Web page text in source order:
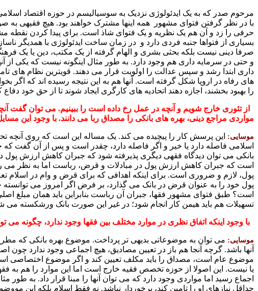
مرحوم صدر که به یک ایدئولوژی نزدیک به سوسیالیسم در حوزه اقتصاد
با در نظر گرفتن فتوای مشهور همه اینها مشترک خواهند بود. هیچ فقیهی
حرفی را زد و آن هم یک نظریه و یک فتوای شاذ است. برای پیدا کردن نقطه
بسیاری از فتواها جنبه فردی دارد و در زمان ساخت ایدئولوژی با همدیگر
صرفا دینی نیست بلکه بحثی بشری و الهام گرفته از یک مکتب، دین یا یک
و حتی در سرمایه داری هم وجود دارد. به طور مثال اینگونه نیست که یکی از
داری ابتدا رشد و سپس عدالت را اولویت قرار می دهند. قویترین نظام های
های رفاه در اروپا شکل گرفته است. آنها هم به این نتیجه رسیده اند که اگر
را بهبود بخشند، اجازه دهند اتحادیه های کارگری ایجاد شوند تا از حق خود
از تئوری خارج شویم و آنچه در عمل رخ داده است را ببینیم. می توان گفت
مواردی مراجع دینی، بهره های بانکی را مصداق ربا می دانند. با وجود این
موسایی:
این پرسش کار را پیچیده می کند. یک مساله این است که روی آنچه
اسلامی فاصله دارد یا خیر و اگر فاصله دارد، چقدر است و پس از آن گفت
بانکی می توان دیدگاه فقهی دیگری پذیرفته شود که جبران کاهش ارزش
است که جبران کاهش ارزش پول در مبادلات و قرض، رباست اما به نظر می
پول، لازم و ضروری است. برای اینکه اهدافی که برای قرض و وام در
پول خود را به عنوان قرض در بانک می گذارد، بر فرض اگر امروز می توانسته
است؟ طبق فتوای مشهور فقها، جبران آن رباست بنابراین باید همان مبلغ
تسهیلات هم باید هیمن کار انجام شود؛ در غیر این صورت بانک ورشکسته می
با وجود اینکه اتفاق نظری در موارد مختلف بین فقها وجود ندارد، چگونه می
موسایی: می توان به موضوعاتی بدیهی تر پرداخت. موضوع بهره بانکی که
آنها باشد. گرچه آنجا هم باز در تعیین مصادیق، هیچ اجماعی وجود ندارد
موضوع عام است، مصداق را باید مکلف تعیین کند و اگر موضوع اختصاصی
یا نیست. این اصولا از حوزه تخصص فقیه خارج است اما این موارد را هم به
اجماع رسید اما مواردی وجود دارد که می توان آنها را مبنا قرار داد.
حداقل نیازهای او را تامین کند، برخوردار نباشد. نه فقط اسلام بلکه این